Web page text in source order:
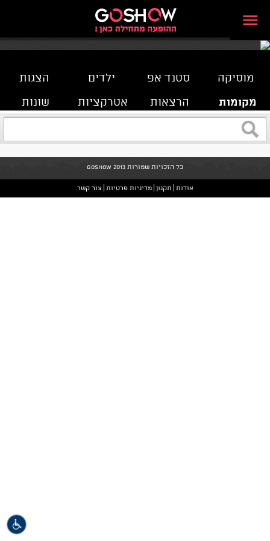
מוסיקה סטנד אפ ילדים
הצגות
הרצאות
אטרקציות שונות מקומות
כל הזכויות שמורות GoShow 2013
אודות תקנון מדיניות פרטיות צור קשר